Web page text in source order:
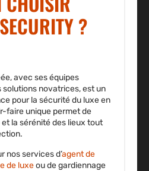
?
avec ses équipes
novatrices, est un
pour la sécurité du luxe en
faire unique permet de
la sérénité des lieux tout
nos services d’agent de
de luxeou de gardiennage